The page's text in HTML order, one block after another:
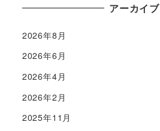
アーカイブ
2026年8月
2026年6月
2026年4月
2026年2月
2025年11月